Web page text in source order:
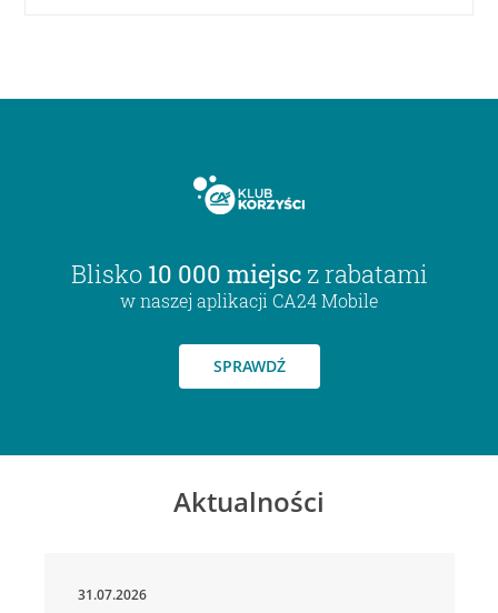
Blisko 10 000 miejsc z rabatami
w naszej aplikacji CA24 Mobile
SPRAWDŹ
Aktualności
31.07.2026